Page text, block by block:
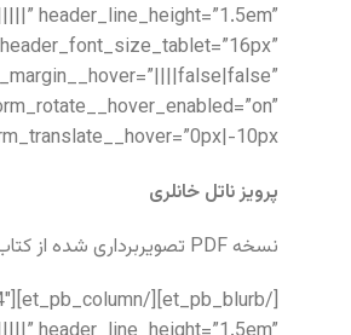
header_line_height=”1.5em”
10px”]
پرویز ناتل خانلری
نسخه PDF تصویربرداری شده از کتاب قدیمی